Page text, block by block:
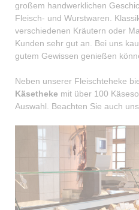
großem handwerklichen
Fleisch- und Wurstwaren.
verschiedenen Kräutern oder
Kunden sehr gut an. Bei uns
gutem Gewissen genießen
Neben unserer Fleischteheke
Käsetheke mit über 100
Auswahl. Beachten Sie auch